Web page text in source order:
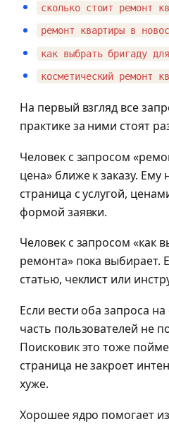
сколько стоит ремонт
ремонт квартиры в
как выбрать бригаду
косметический ремонт
На первый взгляд все
практике за ними стоят
Человек с запросом
цена» ближе к заказу.
страница с услугой,
формой заявки.
Человек с запросом «как
ремонта» пока выбирает.
статью, чеклист или
Если вести оба запроса
часть пользователей не
Поисковик это тоже
страница не закроет
хуже.
Хорошее ядро помогает